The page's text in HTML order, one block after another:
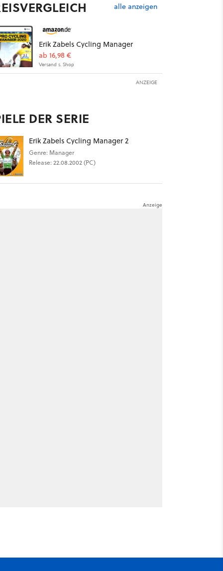
alle anzeigen
Erik Zabels Cycling Manager
ab 16,98 €
Versand s. Shop
ANZEIGE
DER SERIE
Erik Zabels Cycling Manager 2
Genre: Manager
Release: 22.08.2002 (PC)